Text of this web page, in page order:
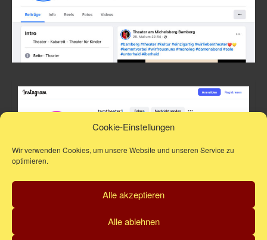
Cookie-Einstellungen
Wir verwenden Cookies, um unsere Website und unseren Service zu
optimieren.
Alle akzeptieren
Alle ablehnen